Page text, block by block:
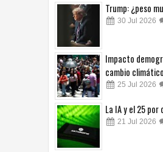
Trump: ¿peso
30 Jul 2026
Impacto
cambio climático
25 Jul 2026
La IA y el 25 por
21 Jul 2026